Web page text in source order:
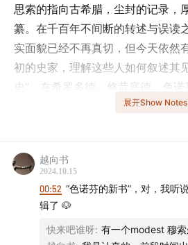
思索的指向古希腊，尘封的记录，
纂。在千百年不间断的转述与误读
实面貌已经不再真切，但今天依然
初的史家，理解这些人如何叙述其
史”。在希罗多德、修昔底德、色
为何有断代而无通史？古典时代，
影响？请听本期嘉宾，《古希腊经
老师的精彩讲述！
展开Show Notes
越向书
2024.10.15
00:52 “色诺芬的新书”，对，我听
辑了 🐶
快来吧谁呀: 有一个modest 穆